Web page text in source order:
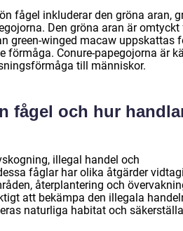
fågel inkluderar den gröna aran,
Den gröna aran är omtyckt
green-winged macaw uppskattas
förmåga. Conure-papegojorna är
till människor.
fågel och hur
illegal handel och
fåglar har olika åtgärder
återplantering och
att bekämpa den illegala
naturliga habitat och säkerställa